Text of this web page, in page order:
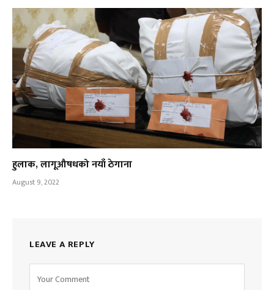
हुलाक, लागूऔषधको नयाँ ठेगाना
August 9, 2022
LEAVE A REPLY